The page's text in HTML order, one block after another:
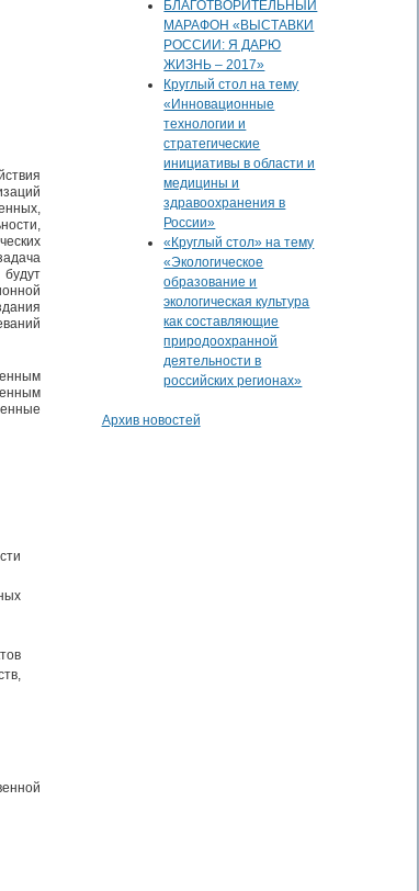
БЛАГОТВОРИТЕЛЬНЫЙ
МАРАФОН «ВЫСТАВКИ
РОССИИ: Я ДАРЮ
ЖИЗНЬ – 2017»
Круглый стол на тему
«Инновационные
технологии и
стратегические
инициативы в области и
медицины и
здравоохранения в
России»
«Круглый стол» на тему
«Экологическое
образование и
экологическая культура
как составляющие
природоохранной
деятельности в
российских регионах»
Архив новостей